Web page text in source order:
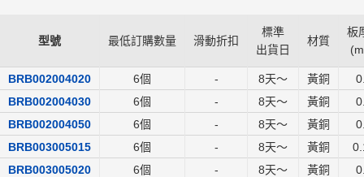
型號 最低訂購數量 滑動折扣
標準
出貨日
材質
板
(
BRB002004020 6個 - 8天～ 黃銅
BRB002004030
6個 - 8天～ 黃銅
BRB002004050
6個 - 8天～ 黃銅
BRB003005015
6個 - 8天～ 黃銅
BRB003005020
6個 - 8天～ 黃銅